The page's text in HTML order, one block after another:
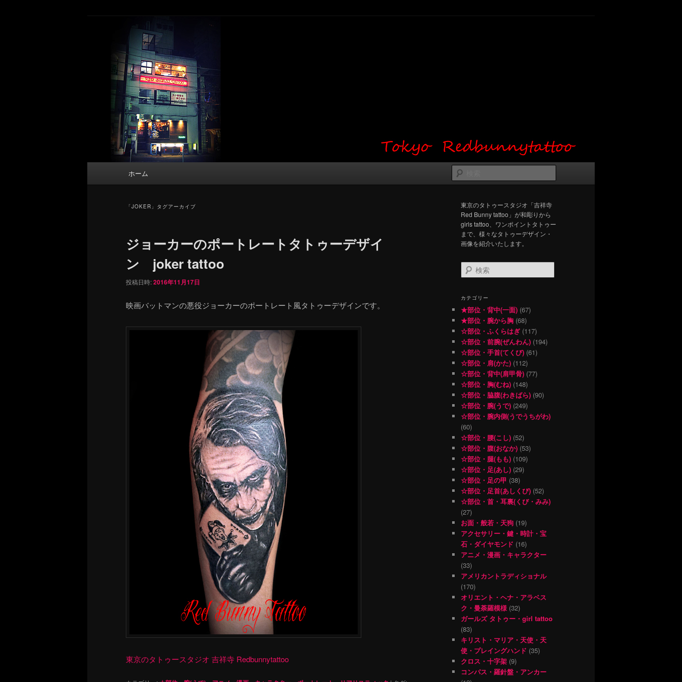
東京 タトゥースタジオ 吉祥寺 Red Bunny
Tattoo タトゥーデザイン・タトゥー画像
タトゥーデザイン・画像の紹介（和彫り・ワンポイント・girl tattoo）
索
ホーム
「JOKER 」タグアーカイブ
ジョーカーのポートレートタトゥーデザイ
ン joker tattoo
投稿日時:2016年11月17日
映画バットマンの悪役ジョーカーのポートレート風タトゥーデザインです。
東京のタトゥースタジオ 吉祥寺 Redbunnytattoo
東京のタトゥースタジオ「吉祥寺
Red Bunny tattoo」が和彫りから
girls tattoo、ワンポイントタトゥー
まで、様々なタトゥーデザイン・
画像を紹介いたします。
検
索
カテゴリー
★部位・背中(一面) (67)
★部位・腕から胸 (68)
☆部位・ふくらはぎ (117)
☆部位・前腕(ぜんわん) (194)
☆部位・手首(てくび) (61)
☆部位・肩(かた) (112)
☆部位・背中(肩甲骨) (77)
☆部位・胸(むね) (148)
☆部位・脇腹(わきばら) (90)
☆部位・腕(うで) (249)
☆部位・腕内側(うでうちがわ)
(60)
☆部位・腰(こし) (52)
☆部位・腹(おなか) (53)
☆部位・腿(もも) (109)
☆部位・足(あし) (29)
☆部位・足の甲 (38)
☆部位・足首(あしくび) (52)
☆部位・首・耳裏(くび・みみ)
(27)
お面・般若・天狗 (19)
アクセサリー・鍵・時計・宝
石・ダイヤモンド (16)
アニメ・漫画・キャラクター
(33)
アメリカントラディショナル
(170)
オリエント・ヘナ・アラベス
ク・曼荼羅模様 (32)
ガールズ タトゥー・girl tattoo
(83)
キリスト・マリア・天使・天
使・プレイングハンド (35)
クロス・十字架 (9)
コンパス・羅針盤・アンカー